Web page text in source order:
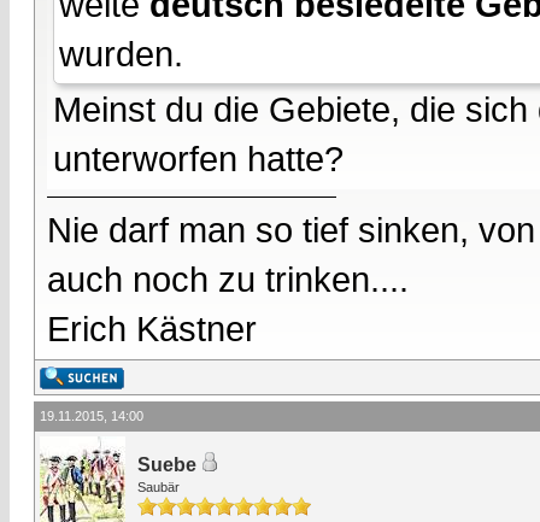
wurden.
Meinst du die Gebiete, die
unterworfen hatte?
Nie darf man so tief sinken,
auch noch zu trinken....
Erich Kästner
19.11.2015, 14:00
Suebe
Saubär